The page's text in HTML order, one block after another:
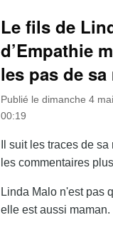
Le fils de
d’Empathie
les pas de sa
Publié le dimanche 4
00:19
Il suit les traces de
les commentaires
Linda Malo n'est pas
elle est aussi maman.